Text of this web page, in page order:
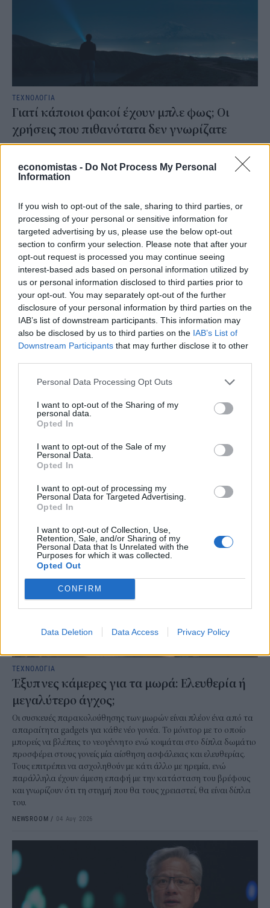
economistas - Do Not Process My Personal
Information
If you wish to opt-out of the sale, sharing to third parties, or
processing of your personal or sensitive information for
targeted advertising by us, please use the below opt-out
section to confirm your selection. Please note that after your
opt-out request is processed you may continue seeing
interest-based ads based on personal information utilized by
us or personal information disclosed to third parties prior to
your opt-out. You may separately opt-out of the further
disclosure of your personal information by third parties on the
IAB’s list of downstream participants. This information may
also be disclosed by us to third parties on the IAB’s List of
Downstream Participants that may further disclose it to other
Personal Data Processing Opt Outs
I want to opt-out of the Sharing of my
personal data.
Opted In
I want to opt-out of the Sale of my
Personal Data.
Opted In
I want to opt-out of processing my
Personal Data for Targeted Advertising.
Opted In
I want to opt-out of Collection, Use,
Retention, Sale, and/or Sharing of my
Personal Data that Is Unrelated with the
Purposes for which it was collected.
Opted Out
CONFIRM
Data Deletion Data Access Privacy Policy
ΤΕΧΝΟΛΟΓΙΑ
Γιατί κάποιοι φακοί έχουν μπλε φως; Οι
χρήσεις που πιθανότατα δεν γνωρίζατε
Για μια διακοπή ρεύματος, μια επίσκεψη στο υπόγειο ή μια
αναζήτηση στη σοφίτα, ένας συνηθισμένος φακός με λευκό φως
είναι συνήθως αρκετός. Υπάρχουν, όμως, περιπτώσεις στις οποίες
ένα έντονο λευκό φως όχι μόνο δεν βοηθά, αλλά μπορεί να
φως.
NEWSROOM/06 Αυγ 2026
10 κόλπα που πρέπει να ξέρουν όσοι έχουν
Samsung Galaxy
Εάν έχετε Samsung Galaxy κινητό, ήρθε η ώρα να ανακαλύψετε
μια σειρά από λειτουργίες που δεν θα βρείτε σε άλλες Android
συσκευές, από τα εφέ φωτισμού για τις ειδοποιήσεις μέχρι και ένα
NEWSROOM/05 Αυγ 2026
ΤΕΧΝΟΛΟΓΙΑ
Έξυπνες κάμερες για τα μωρά: Ελευθερία ή
μεγαλύτερο άγχος;
Οι συσκευές παρακολούθησης των μωρών είναι πλέον ένα από τα
απαραίτητα gadgets για κάθε νέο γονέα. Το μόνιτορ με το οποίο
μπορείς να βλέπεις το νεογέννητο ενώ κοιμάται στο δίπλα δωμάτιο
προσφέρει στους γονείς μία αίσθηση ασφάλειας και ελευθερίας.
Τους επιτρέπει να ασχοληθούν με κάτι άλλο με ηρεμία, ενώ
παράλληλα έχουν άμεση επαφή με την κατάσταση του βρέφους
και γνωρίζουν ότι τη στιγμή που θα τους χρειαστεί, θα είναι δίπλα
του.
NEWSROOM / 04 Αυγ 2026